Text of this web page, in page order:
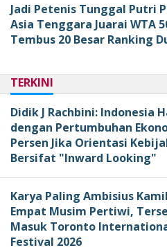
Jadi Petenis Tunggal Putri
Asia Tenggara Juarai WTA
Tembus 20 Besar Ranking
TERKINI
Didik J Rachbini: Indonesia
dengan Pertumbuhan
Persen Jika Orientasi
Bersifat "Inward Looking"
Karya Paling Ambisius
Empat Musim Pertiwi,
Masuk Toronto
Festival 2026